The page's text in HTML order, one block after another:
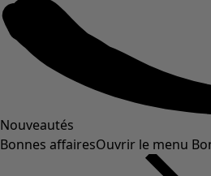
Nouveautés
Bonnes affairesOuvrir le menu